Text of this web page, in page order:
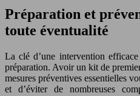
Préparation et
toute éventualité
La clé d’une intervention
préparation. Avoir un kit de
mesures préventives essentielles
et d’éviter de nombreuses